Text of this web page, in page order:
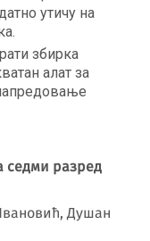
утичу на
збирка
алат за
седми разред
Душан